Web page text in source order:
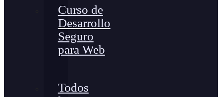
Curso de
Desarrollo
Seguro
para Web
Todos